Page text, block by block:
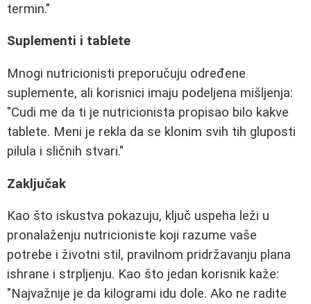
termin."
Suplementi i tablete
Mnogi nutricionisti preporučuju određene
suplemente, ali korisnici imaju podeljena mišljenja:
"Cudi me da ti je nutricionista propisao bilo kakve
tablete. Meni je rekla da se klonim svih tih gluposti
pilula i sličnih stvari."
Zaključak
Kao što iskustva pokazuju, ključ uspeha leži u
pronalaženju nutricioniste koji razume vaše
potrebe i životni stil, pravilnom pridržavanju plana
ishrane i strpljenju. Kao što jedan korisnik kaže:
"Najvažnije je da kilogrami idu dole. Ako ne radite